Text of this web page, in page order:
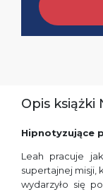
Opis książki
Hipnotyzujące
Leah pracuje
supertajnej misji,
wydarzyło się